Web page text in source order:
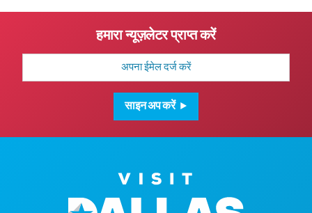
हमारा न्यूज़लेटर प्राप्त करें
मेल
साइन अप करें